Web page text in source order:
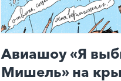
Авиашоу «Я
Мишель» на